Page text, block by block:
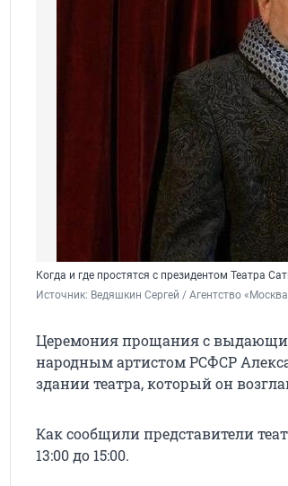
Когда и где простятся с президентом Театра
Источник: Ведяшкин Сергей / Агентство
Церемония прощания с
народным артистом РСФСР
здании театра, который он
Как сообщили представители
13:00 до 15:00.